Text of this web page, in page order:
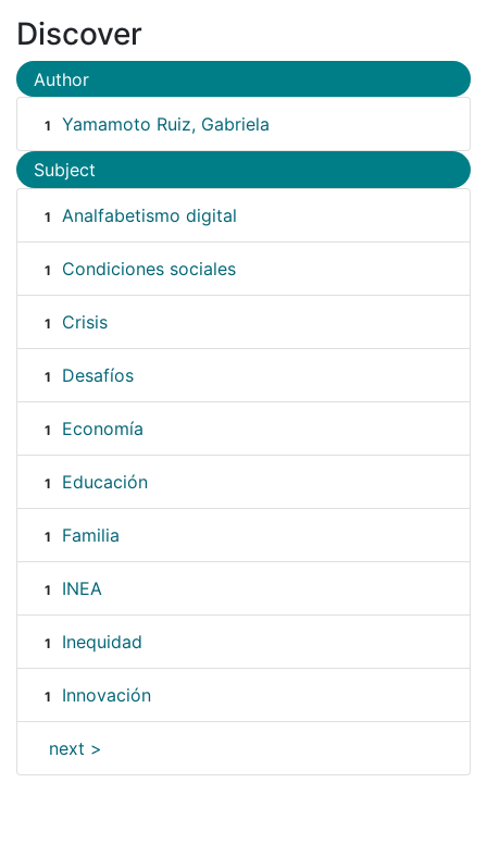
Discover
Author
1 Yamamoto Ruiz, Gabriela
Subject
1 Analfabetismo digital
1 Condiciones sociales
1 Crisis
1 Desafíos
1 Economía
1 Educación
1 Familia
1 INEA
1 Inequidad
1 Innovación
next >